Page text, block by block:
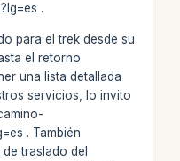
.
para el trek desde su
el retorno
una lista detallada
servicios, lo invito
. También
traslado del